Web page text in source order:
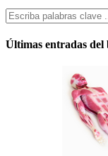
Últimas entradas del